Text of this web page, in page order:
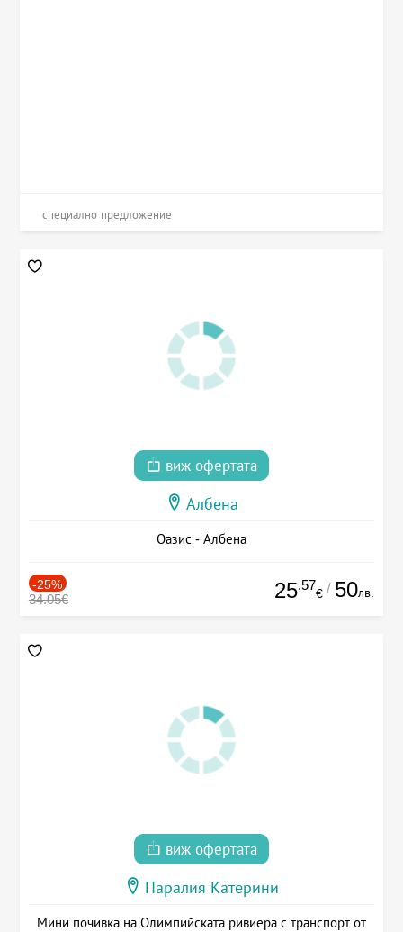
специално предложение
виж офертата
Албена
Оазис - Албена
-25%
34.05€ 25.57
€ / 50лв.
виж офертата
Паралия Катерини
Мини почивка на Олимпийската ривиера с транспорт от